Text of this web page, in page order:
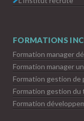
FORMATIONS
Formation manager
Formation manager
Formation gestion de
Formation gestion du
Formation